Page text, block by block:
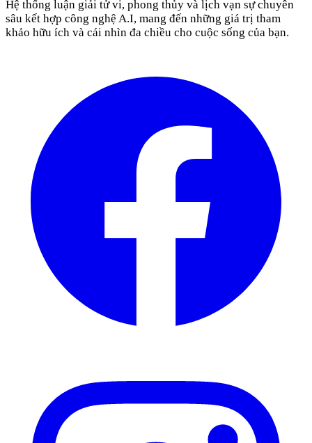
Hệ thống luận giải tử vi, phong thủy và lịch vạn sự chuyên
sâu kết hợp công nghệ A.I, mang đến những giá trị tham
khảo hữu ích và cái nhìn đa chiều cho cuộc sống của bạn.